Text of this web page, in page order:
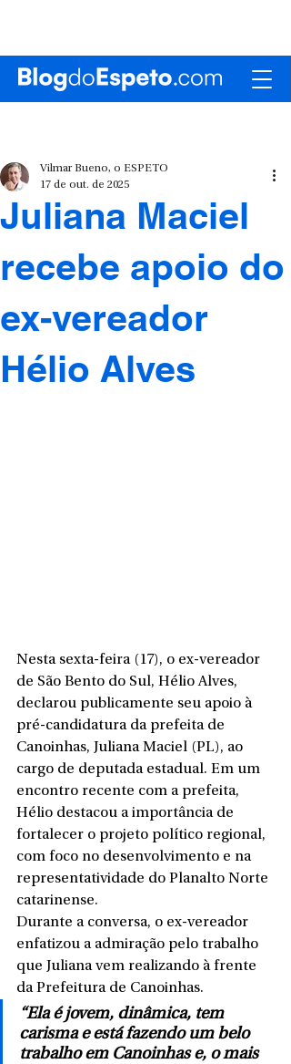
Juliana Maciel
recebe apoio do
ex-vereador
Hélio Alves
Vilmar Bueno, o ESPETO
17 de out. de 2025
Nesta sexta-feira (17), o ex-vereador
de São Bento do Sul, Hélio Alves,
declarou publicamente seu apoio à
pré-candidatura da prefeita de
Canoinhas, Juliana Maciel (PL), ao
cargo de deputada estadual. Em um
encontro recente com a prefeita,
Hélio destacou a importância de
fortalecer o projeto político regional,
com foco no desenvolvimento e na
representatividade do Planalto Norte
catarinense.
Durante a conversa, o ex-vereador
enfatizou a admiração pelo trabalho
que Juliana vem realizando à frente
da Prefeitura de Canoinhas.
“Ela é jovem, dinâmica, tem
carisma e está fazendo um belo
trabalho em Canoinhas e, o mais